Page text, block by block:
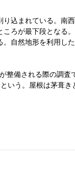
込まれている。南
ろが最下段となる
自然地形を利用し
整備される際の調査
いう。屋根は茅葺き